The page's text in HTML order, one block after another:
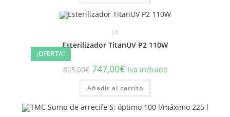
¡OFERTA!
UV
Esterilizador TitanUV P2 110W
825,00€ El
precio
original
era:
825,00€.
747,00€El
precio
actual
es:
747,00€.
Iva incluido
Añadir al carrito